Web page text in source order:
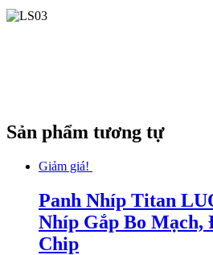
Sản phẩm tương tự
Giảm giá!
Panh Nhíp Titan
Nhíp Gắp Bo Mạch,
Chip